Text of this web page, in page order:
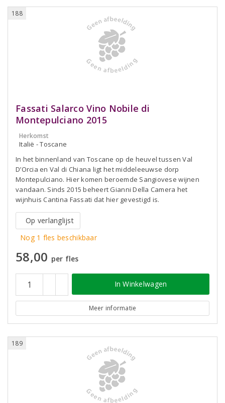
188
Fassati Salarco Vino Nobile di
Montepulciano 2015
Herkomst
Italië - Toscane
In het binnenland van Toscane op de heuvel tussen Val
D’Orcia en Val di Chiana ligt het middeleeuwse dorp
Montepulciano. Hier komen beroemde Sangiovese wijnen
vandaan. Sinds 2015 beheert Gianni Della Camera het
wijnhuis Cantina Fassati dat hier gevestigd is.
Op verlanglijst
Nog 1 fles beschikbaar
58,00 per fles
In Winkelwagen
Meer informatie
189